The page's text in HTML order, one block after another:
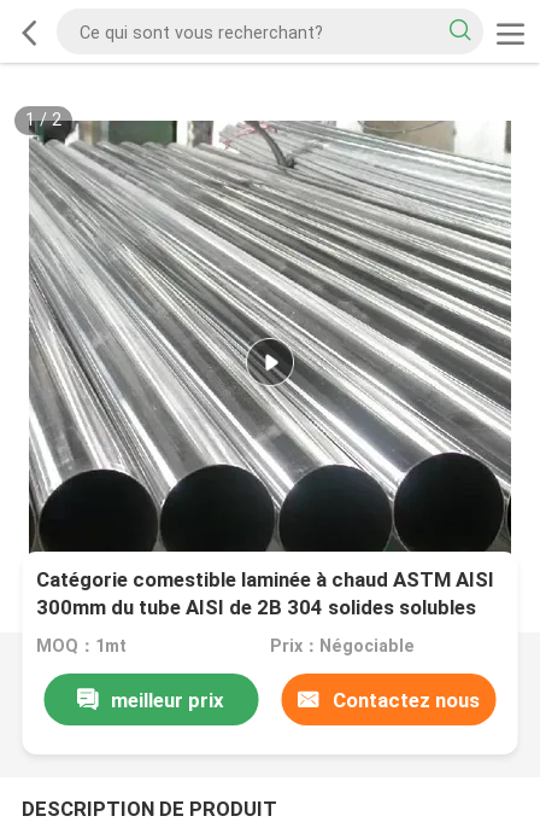
1/2
Catégorie comestible laminée à chaud ASTM AISI
300mm du tube AISI de 2B 304 solides solubles
MOQ：1mt Prix：Négociable
meilleur prix Contactez nous
DESCRIPTION DE PRODUIT